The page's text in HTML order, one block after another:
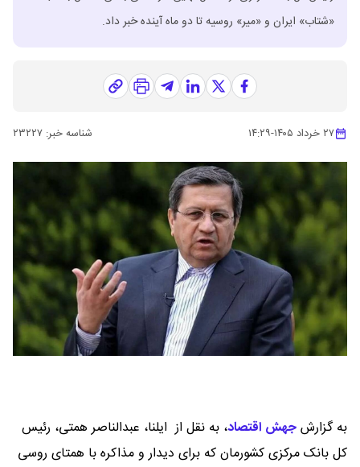
«شتاب» ایران و «میر» روسیه تا دو ماه آینده خبر داد.
۲۷ خرداد ۱۴۰۵ -۱۴:۲۹ شناسه خبر: ۲۳۲۲۷
به گزارشجهش اقتصاد، به نقل از ایلنا، عبدالناصر همتی، رئیس
کل بانک مرکزی کشورمان که برای دیدار و مذاکره با همتای روسی